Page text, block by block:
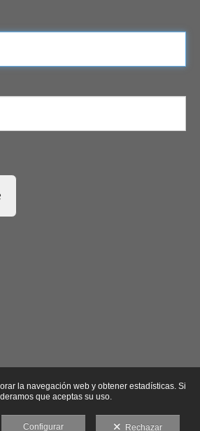
la navegación web y obtener estadísticas. Si
que aceptas su uso.
Configurar Rechazar